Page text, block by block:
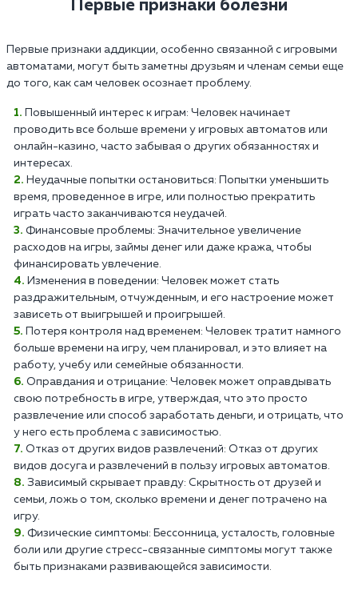
Первые признаки болезни
Первые признаки аддикции, особенно связанной с игровыми
автоматами, могут быть заметны друзьям и членам семьи еще
до того, как сам человек осознает проблему.
Повышенный интерес к играм: Человек начинает
проводить все больше времени у игровых автоматов или
онлайн-казино, часто забывая о других обязанностях и
интересах.
Неудачные попытки остановиться: Попытки уменьшить
время, проведенное в игре, или полностью прекратить
играть часто заканчиваются неудачей.
Финансовые проблемы: Значительное увеличение
расходов на игры, займы денег или даже кража, чтобы
финансировать увлечение.
Изменения в поведении: Человек может стать
раздражительным, отчужденным, и его настроение может
зависеть от выигрышей и проигрышей.
Потеря контроля над временем: Человек тратит намного
больше времени на игру, чем планировал, и это влияет на
работу, учебу или семейные обязанности.
Оправдания и отрицание: Человек может оправдывать
свою потребность в игре, утверждая, что это просто
развлечение или способ заработать деньги, и отрицать, что
у него есть проблема с зависимостью.
Отказ от других видов развлечений: Отказ от других
видов досуга и развлечений в пользу игровых автоматов.
Зависимый скрывает правду: Скрытность от друзей и
семьи, ложь о том, сколько времени и денег потрачено на
игру.
Физические симптомы: Бессонница, усталость, головные
боли или другие стресс-связанные симптомы могут также
быть признаками развивающейся зависимости.